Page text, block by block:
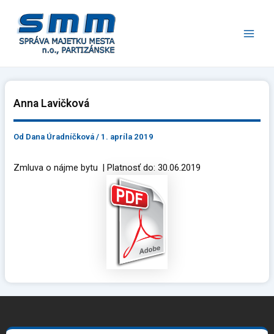
obsah
Anna Lavičková
Od Dana Úradníčková/ 1. apríla 2019
Zmluva o nájme bytu | Platnosť do: 30.06.2019